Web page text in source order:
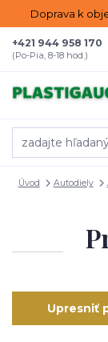
Doprava k
+421 944 958 170
(Po-Pia, 8-18 hod.)
Úvod Autodiely
Upresniť